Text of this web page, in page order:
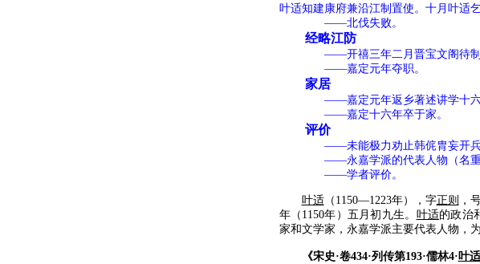
叶适知建康府兼沿江制置使。十月叶适
——北伐失败。
经略江防
——开禧三年二月晋宝文阁待制，
——嘉定元年夺职。
家居
——嘉定元年返乡著述讲学十六
——嘉定十六年卒于家。
评价
——未能极力劝止韩侂胄妄开兵
——永嘉学派的代表人物（名重当
——学者评价。
叶适（1150—1223年），字正则 ，
年（1150年）五月初九生。 叶适的政治
家和文学家，永嘉学派主要代表人物，
《宋史·卷434·列传第193·儒林4·叶适